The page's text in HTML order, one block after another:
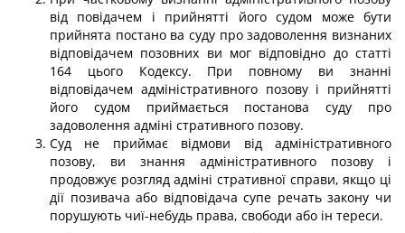
від повідачем і прийнятті його судом може бути
прийнята постано ва суду про задоволення визнаних
відповідачем позовних ви мог відповідно до статті
164 цього Кодексу. При повному ви знанні
відповідачем адміністративного позову і прийнятті
його судом приймається постанова суду про
задоволення адміні стративного позову.
Суд не приймає відмови від адміністративного
позову, ви знання адміністративного позову і
продовжує розгляд адміні стративної справи, якщо ці
дії позивача або відповідача супе речать закону чи
порушують чиї-небудь права, свободи або ін тереси.